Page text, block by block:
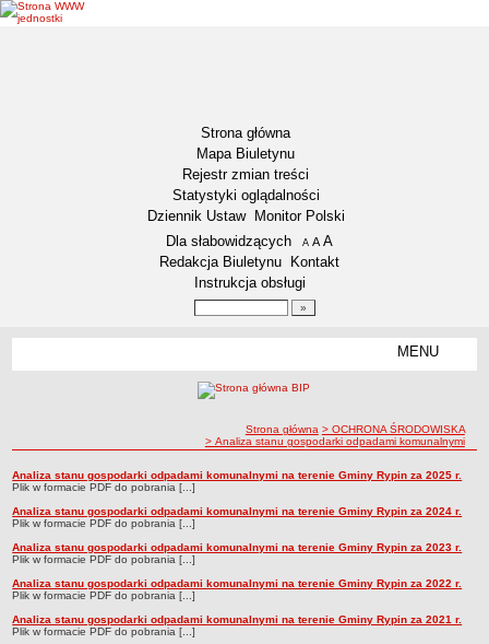
Strona główna
Mapa Biuletynu
Rejestr zmian treści
Statystyki oglądalności
Dziennik Ustaw
Monitor Polski
Menu dodatkowe
Dla słabowidzących A pomniejsz czcionkę
A standardowy rozmiar czcionki
A
Redakcja Biuletynu
Kontakt
Instrukcja obsługi
MENU
Lokalizacja
Insygnia gminy
Dane statystyczne
Zadania publiczne
Związki i stowarzyszenia
Realizacja zadań publicznych
Rejestr zbiorów danych osobowych
ścieżka nawigacji
Strona główna > OCHRONA ŚRODOWISKA
> Analiza stanu gospodarki odpadami komunalnymi
Analiza stanu gospodarki odpadami komunalnymi
Analiza stanu gospodarki odpadami komunalnymi
Analiza stanu gospodarki odpadami komunalnymi na terenie Gminy Rypin za 2025 r.
Plik w formacie PDF do pobrania [...]
Analiza stanu gospodarki odpadami komunalnymi na terenie Gminy Rypin za 2024 r.
Plik w formacie PDF do pobrania [...]
Analiza stanu gospodarki odpadami komunalnymi na terenie Gminy Rypin za 2023 r.
Plik w formacie PDF do pobrania [...]
Analiza stanu gospodarki odpadami komunalnymi na terenie Gminy Rypin za 2022 r.
Plik w formacie PDF do pobrania [...]
Analiza stanu gospodarki odpadami komunalnymi na terenie Gminy Rypin za 2021 r.
Plik w formacie PDF do pobrania [...]